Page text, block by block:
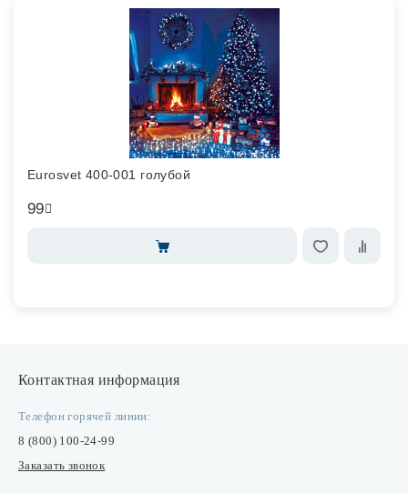
Eurosvet 400-001 голубой
99
Контактная информация
Телефон горячей линии:
8 (800) 100-24-99
Заказать звонок